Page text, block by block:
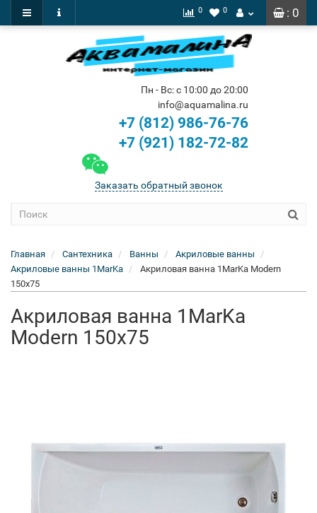
: 0
0 0
Пн - Вс: с 10:00 до 20:00
info@aquamalina.ru
+7 (812) 986-76-76
+7 (921) 182-72-82
Заказать обратный звонок
Главная Сантехника Ванны
Акриловые ванны
Акриловые ванны 1MarKa
Акриловая ванна 1MarKa Modern
150x75
Акриловая ванна 1MarKa
Modern 150x75